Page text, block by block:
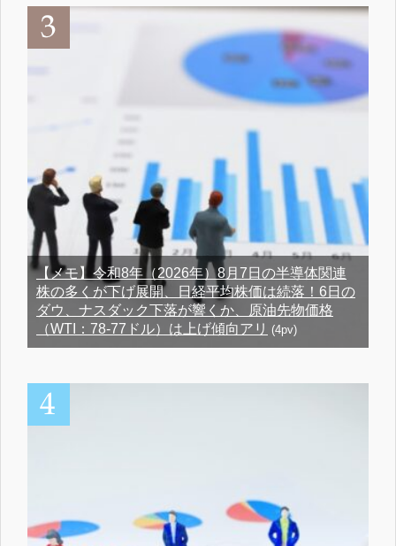
【メモ】令和8年（2026年）8月7日の半導体関連
株の多くが下げ展開、日経平均株価は続落！6日の
ダウ、ナスダック下落が響くか、原油先物価格
（WTI：78-77ドル）は上げ傾向アリ (4pv)